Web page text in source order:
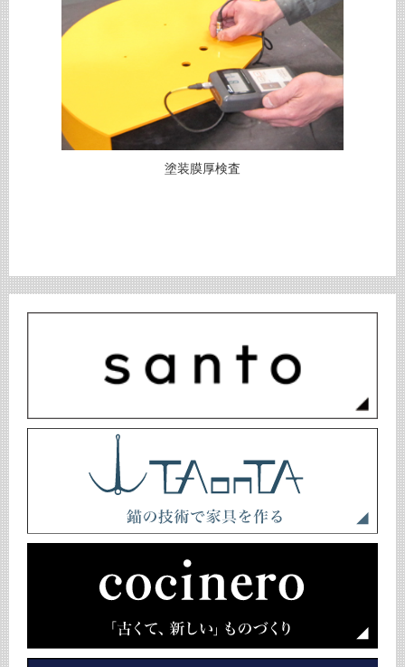
塗装膜厚検査